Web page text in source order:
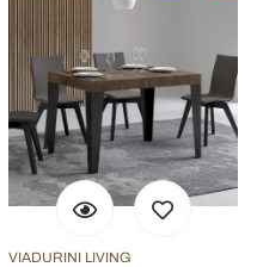
VIADURINI LIVING